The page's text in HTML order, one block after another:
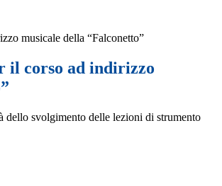
musicale della “Falconetto”
il corso ad indirizzo
dello svolgimento delle lezioni di strumento